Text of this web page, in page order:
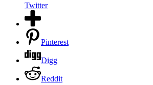
Twitter
Pinterest
Digg
Reddit